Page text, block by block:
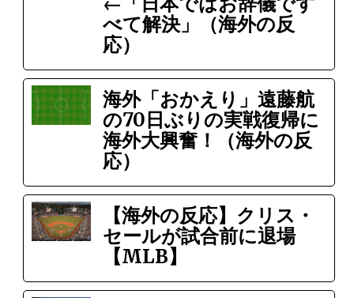
べて解決」（海外の反
応）
海外「おかえり」遠藤航
の70日ぶりの実戦復帰に
海外大興奮！（海外の反
応）
【海外の反応】クリス・
セールが試合前に退場
【MLB】